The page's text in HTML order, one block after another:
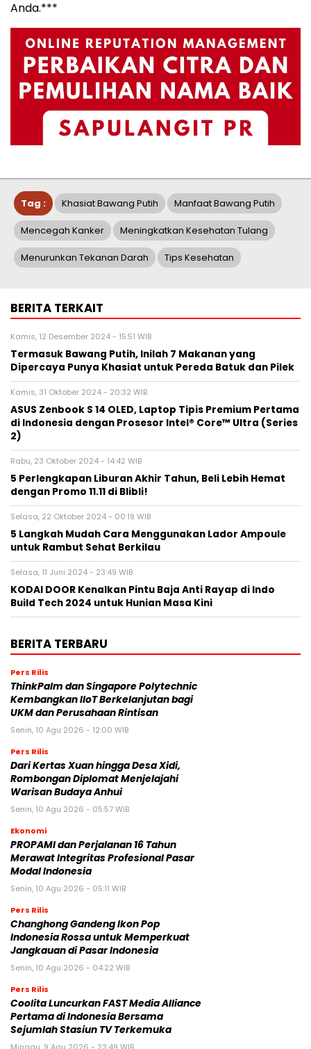
Anda.***
Tag : Khasiat Bawang Putih Manfaat Bawang Putih
Mencegah Kanker Meningkatkan Kesehatan Tulang
Menurunkan Tekanan Darah Tips Kesehatan
BERITA TERKAIT
Kamis, 12 Desember 2024 - 15:51 WIB
Termasuk Bawang Putih, Inilah 7 Makanan yang
Dipercaya Punya Khasiat untuk Pereda Batuk dan Pilek
Kamis, 31 Oktober 2024 - 20:32 WIB
ASUS Zenbook S 14 OLED, Laptop Tipis Premium Pertama
di Indonesia dengan Prosesor Intel® Core™ Ultra (Series
2)
Rabu, 23 Oktober 2024 - 14:42 WIB
5 Perlengkapan Liburan Akhir Tahun, Beli Lebih Hemat
dengan Promo 11.11 di Blibli!
Selasa, 22 Oktober 2024 - 00:19 WIB
5 Langkah Mudah Cara Menggunakan Lador Ampoule
untuk Rambut Sehat Berkilau
Selasa, 11 Juni 2024 - 23:49 WIB
KODAI DOOR Kenalkan Pintu Baja Anti Rayap di Indo
Build Tech 2024 untuk Hunian Masa Kini
BERITA TERBARU
Pers Rilis
ThinkPalm dan Singapore Polytechnic
Kembangkan IIoT Berkelanjutan bagi
UKM dan Perusahaan Rintisan
Senin, 10 Agu 2026 - 12:00 WIB
Pers Rilis
Dari Kertas Xuan hingga Desa Xidi,
Rombongan Diplomat Menjelajahi
Warisan Budaya Anhui
Senin, 10 Agu 2026 - 05:57 WIB
Ekonomi
PROPAMI dan Perjalanan 16 Tahun
Merawat Integritas Profesional Pasar
Modal Indonesia
Senin, 10 Agu 2026 - 05:11 WIB
Pers Rilis
Changhong Gandeng Ikon Pop
Indonesia Rossa untuk Memperkuat
Jangkauan di Pasar Indonesia
Senin, 10 Agu 2026 - 04:22 WIB
Pers Rilis
Coolita Luncurkan FAST Media Alliance
Pertama di Indonesia Bersama
Sejumlah Stasiun TV Terkemuka